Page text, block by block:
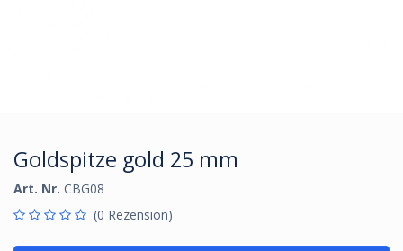
Goldspitze gold 25 mm
Art. Nr. CBG08
(0 Rezension)